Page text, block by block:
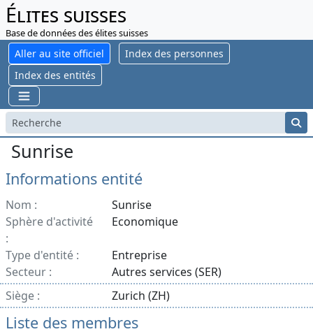
Élites suisses
Base de données des élites suisses
Aller au site officiel
Index des personnes
Index des entités
Sunrise
Informations entité
Nom :
Sunrise
Sphère d'activité
:
Economique
Type d'entité :
Entreprise
Secteur :
Autres services (SER)
Siège :
Zurich (ZH)
Liste des membres